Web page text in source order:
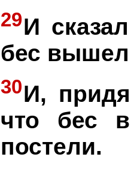
29И
бес вышел
30И,
что бес
постели.